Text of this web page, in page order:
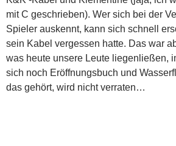
mit C geschrieben). Wer sich bei der
Spieler auskennt, kann sich schnell
sein Kabel vergessen hatte. Das war
was heute unsere Leute liegenließen,
sich noch Eröffnungsbuch und
das gehört, wird nicht verraten…